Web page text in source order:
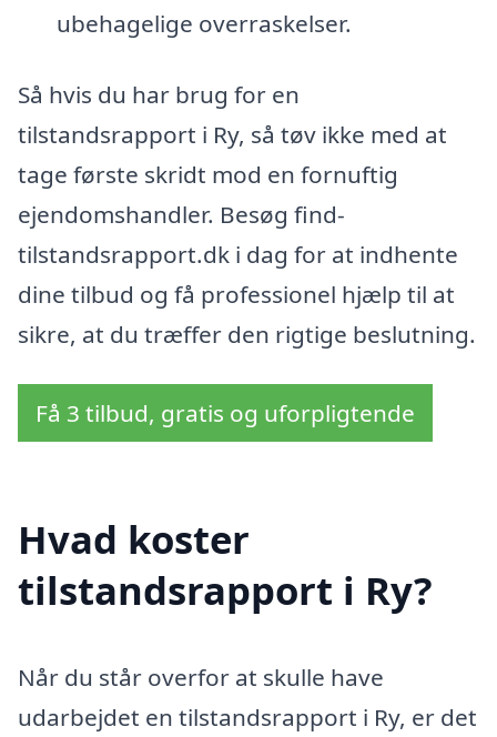
ubehagelige overraskelser.
Så hvis du har brug for en
tilstandsrapport i Ry, så tøv ikke med at
tage første skridt mod en fornuftig
ejendomshandler. Besøg find-
tilstandsrapport.dk i dag for at indhente
dine tilbud og få professionel hjælp til at
sikre, at du træffer den rigtige beslutning.
Få 3 tilbud, gratis og uforpligtende
Hvad koster
tilstandsrapport i Ry?
Når du står overfor at skulle have
udarbejdet en tilstandsrapport i Ry, er det